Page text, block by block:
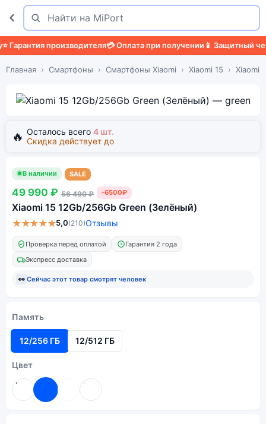
Поиск
Найти
производителя💳 Оплата при получении📱 Защитный чехол
Главная Смартфоны Смартфоны Xiaomi Xiaomi 15 Xiaomi
🔥 Осталось всего 4 шт.
Скидка действует до
В наличии SALE
49 990 ₽ 56 490 ₽ -6500₽
Xiaomi 15 12Gb/256Gb Green (Зелёный)
★★★★★5,0(210)Отзывы
Проверка перед оплатой
Гарантия 2 года
Экспресс доставка
👀 Сейчас этот товар смотрят человек
Память
12/256 ГБ 12/512 ГБ
Цвет